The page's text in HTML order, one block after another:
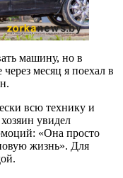
машину, но в
месяц я поехал в
всю технику и
увидел
«Она просто
жизнь». Для